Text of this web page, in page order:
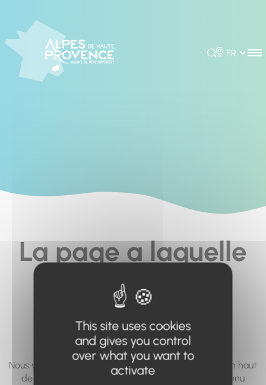
Rechercher
Choisir la
La page a laquelle
vous cherchez à
accéder n'existe
pas... ou plus.
Nous vous invitons à utiliser le moteur de recherche en haut
de page, ou à utiliser le menu pour trouver le contenu
This site uses cookies
and gives you control
over what you want to
activate